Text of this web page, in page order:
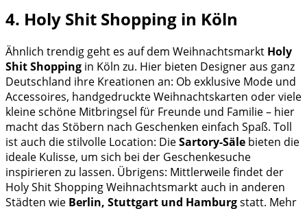
4. Holy Shit Shopping in Köln
Ähnlich trendig geht es auf dem Weihnachtsmarkt Holy
Shit Shopping in Köln zu. Hier bieten Designer aus ganz
Deutschland ihre Kreationen an: Ob exklusive Mode und
Accessoires, handgedruckte Weihnachtskarten oder viele
kleine schöne Mitbringsel für Freunde und Familie – hier
macht das Stöbern nach Geschenken einfach Spaß. Toll
ist auch die stilvolle Location: DieSartory-Säle bieten die
ideale Kulisse, um sich bei der Geschenkesuche
inspirieren zu lassen. Übrigens: Mittlerweile findet der
Holy Shit Shopping Weihnachtsmarkt auch in anderen
Städten wie Berlin, Stuttgart und Hamburgstatt. Mehr